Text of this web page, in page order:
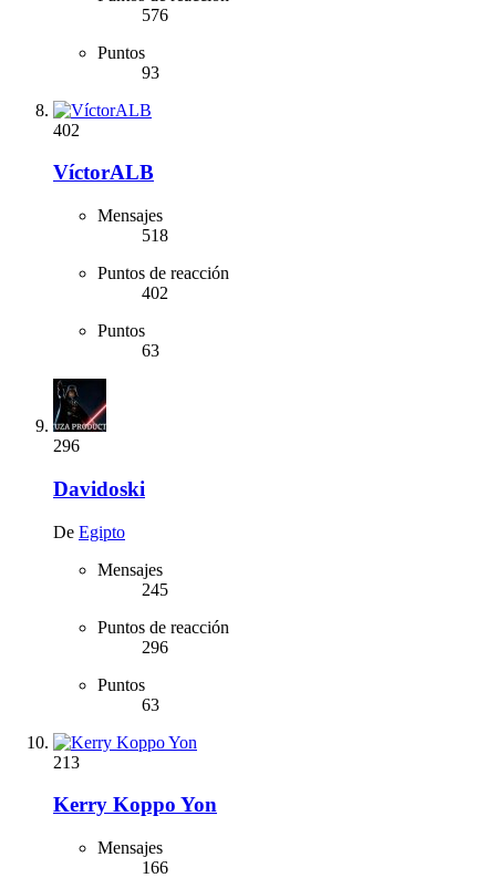
576
Puntos
93
402
VíctorALB
Mensajes
518
Puntos de reacción
402
Puntos
63
296
Davidoski
De Egipto
Mensajes
245
Puntos de reacción
296
Puntos
63
213
Kerry Koppo Yon
Mensajes
166